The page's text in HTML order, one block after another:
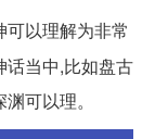
可以理解为非常
话当中,比如盘古
可以理。